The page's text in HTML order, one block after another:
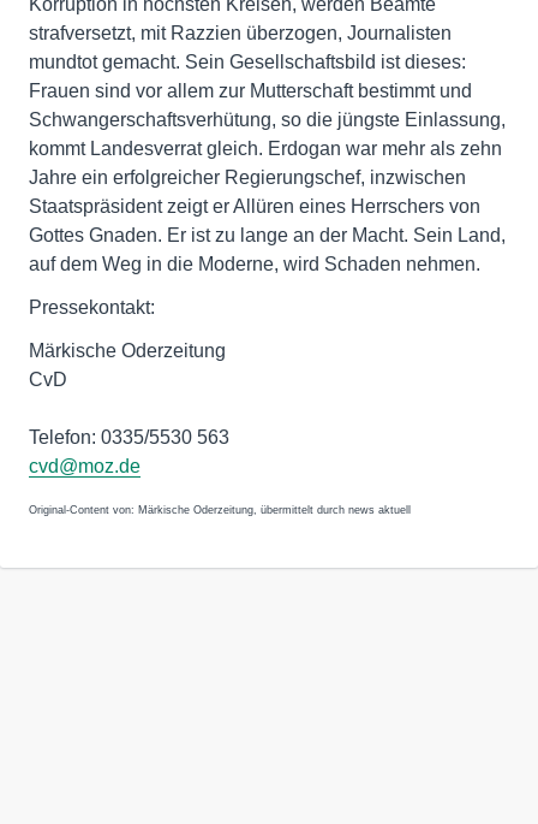
Korruption in höchsten Kreisen, werden Beamte
strafversetzt, mit Razzien überzogen, Journalisten
mundtot gemacht. Sein Gesellschaftsbild ist dieses:
Frauen sind vor allem zur Mutterschaft bestimmt und
Schwangerschaftsverhütung, so die jüngste Einlassung,
kommt Landesverrat gleich. Erdogan war mehr als zehn
Jahre ein erfolgreicher Regierungschef, inzwischen
Staatspräsident zeigt er Allüren eines Herrschers von
Gottes Gnaden. Er ist zu lange an der Macht. Sein Land,
auf dem Weg in die Moderne, wird Schaden nehmen.
Pressekontakt:
Märkische Oderzeitung
CvD
Telefon: 0335/5530 563
cvd@moz.de
Original-Content von: Märkische Oderzeitung, übermittelt durch news aktuell